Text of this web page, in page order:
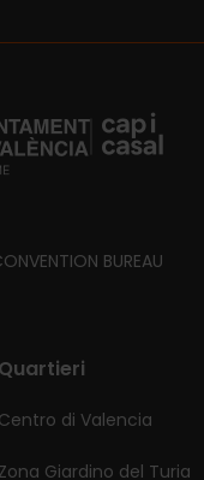
BUREAU
Quartieri
Centro di Valencia
Zona Giardino del Turia